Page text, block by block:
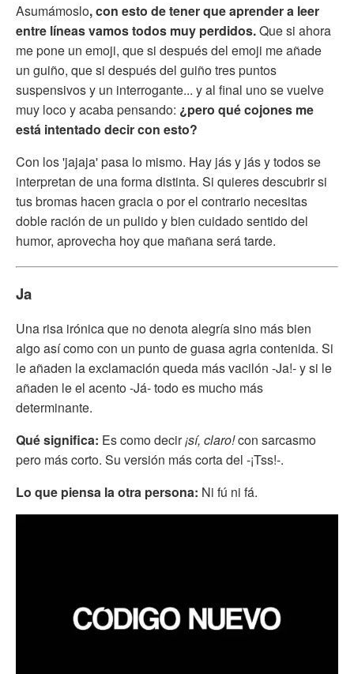
Asumámoslo, con esto de tener que aprender a leer
entre líneas vamos todos muy perdidos.Que si ahora
me pone un emoji, que si después del emoji me añade
un guiño, que si después del guiño tres puntos
suspensivos y un interrogante... y al final uno se vuelve
muy loco y acaba pensando: ¿pero qué cojones me
está intentado decir con esto?
Con los 'jajaja' pasa lo mismo. Hay jás y jás y todos se
interpretan de una forma distinta. Si quieres descubrir si
tus bromas hacen gracia o por el contrario necesitas
doble ración de un pulido y bien cuidado sentido del
humor, aprovecha hoy que mañana será tarde.
Ja
Una risa irónica que no denota alegría sino más bien
algo así como con un punto de guasa agria contenida. Si
le añaden la exclamación queda más vacilón -Ja!- y si le
añaden le el acento -Já- todo es mucho más
determinante.
Qué significa: Es como decir¡sí, claro!con sarcasmo
pero más corto. Su versión más corta del -¡Tss!-.
Lo que piensa la otra persona: Ni fú ni fá.